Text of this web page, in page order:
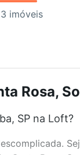
imóveis
Rosa,
SP na Loft?